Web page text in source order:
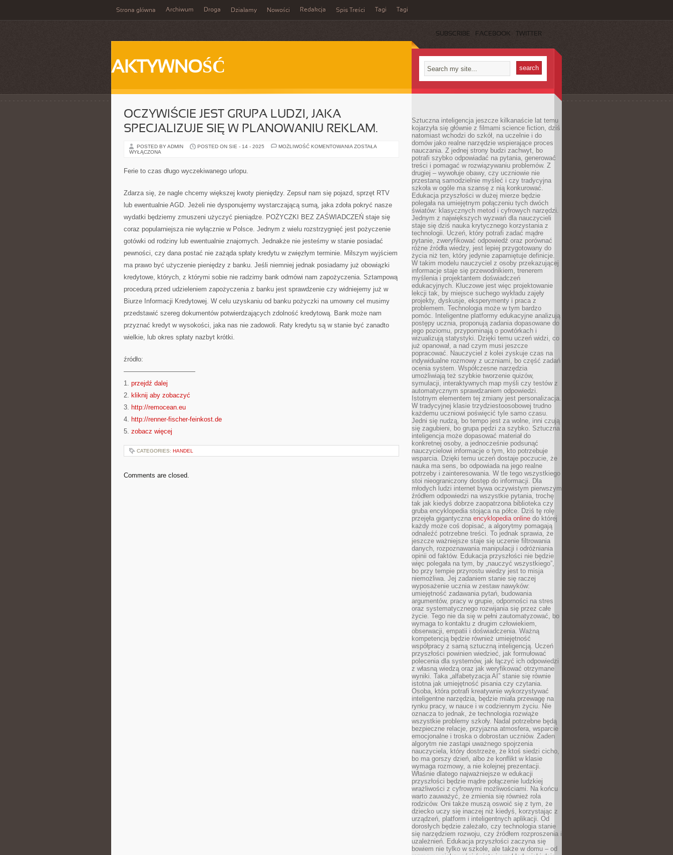
Strona główna Archiwum Droga Działamy Nowości Redakcja Spis Treści Tagi Tagi
SUBSCRIBE FACEBOOK TWITTER
AKTYWNOŚĆ
OCZYWIŚCIE JEST GRUPA LUDZI, JAKA
SPECJALIZUJE SIĘ W PLANOWANIU REKLAM.
POSTED BY ADMIN POSTED ON SIE - 14 - 2025 MOŻLIWOŚĆ KOMENTOWANIA OCZYWIŚCIE
PLANOWANIU
REKLAM.
ZOSTAŁA
WYŁĄCZONA
Ferie to czas długo wyczekiwanego urlopu.
Zdarza się, że nagle chcemy większej kwoty pieniędzy. Zepsuł nam się pojazd, sprzęt RTV
lub ewentualnie AGD. Jeżeli nie dysponujemy wystarczającą sumą, jaka zdoła pokryć nasze
wydatki będziemy zmuszeni użyczyć pieniądze. POŻYCZKI BEZ ZAŚWIADCZEŃ staje się
coraz popularniejsza nie wyłącznie w Polsce. Jednym z wielu rozstrzygnięć jest pożyczenie
gotówki od rodziny lub ewentualnie znajomych. Jednakże nie jesteśmy w stanie posiadać
pewności, czy dana postać nie zażąda spłaty kredytu w zwięzłym terminie. Milszym wyjściem
ma prawo być użyczenie pieniędzy z banku. Jeśli niemniej jednak posiadamy już obowiązki
kredytowe, których, z którymi sobie nie radzimy bank odmówi nam zapożyczenia. Sztampową
procedurą przed udzieleniem zapożyczenia z banku jest sprawdzenie czy widniejemy już w
Biurze Informacji Kredytowej. W celu uzyskaniu od banku pożyczki na umowny cel musimy
przedstawić szereg dokumentów potwierdzających zdolność kredytową. Bank może nam
przyznać kredyt w wysokości, jaka nas nie zadowoli. Raty kredytu są w stanie być zanadto
wielkie, lub okres spłaty nazbyt krótki.
źródło:
———————————
1. przejdź dalej
2. kliknij aby zobaczyć
3. http://remocean.eu
4. http://renner-fischer-feinkost.de
5. zobacz więcej
CATEGORIES: HANDEL
Comments are closed.
Sztuczna inteligencja jeszcze kilkanaście lat temu
kojarzyła się głównie z filmami science fiction, dziś
natomiast wchodzi do szkół, na uczelnie i do
domów jako realne narzędzie wspierające proces
nauczania. Z jednej strony budzi zachwyt, bo
potrafi szybko odpowiadać na pytania, generować
treści i pomagać w rozwiązywaniu problemów. Z
drugiej – wywołuje obawy, czy uczniowie nie
przestaną samodzielnie myśleć i czy tradycyjna
szkoła w ogóle ma szansę z nią konkurować.
Edukacja przyszłości w dużej mierze będzie
polegała na umiejętnym połączeniu tych dwóch
światów: klasycznych metod i cyfrowych narzędzi.
Jednym z największych wyzwań dla nauczycieli
staje się dziś nauka krytycznego korzystania z
technologii. Uczeń, który potrafi zadać mądre
pytanie, zweryfikować odpowiedź oraz porównać
różne źródła wiedzy, jest lepiej przygotowany do
życia niż ten, który jedynie zapamiętuje definicje.
W takim modelu nauczyciel z osoby przekazującej
informacje staje się przewodnikiem, trenerem
myślenia i projektantem doświadczeń
edukacyjnych. Kluczowe jest więc projektowanie
lekcji tak, by miejsce suchego wykładu zajęły
projekty, dyskusje, eksperymenty i praca z
problemem. Technologia może w tym bardzo
pomóc. Inteligentne platformy edukacyjne analizują
postępy ucznia, proponują zadania dopasowane do
jego poziomu, przypominają o powtórkach i
wizualizują statystyki. Dzięki temu uczeń widzi, co
już opanował, a nad czym musi jeszcze
popracować. Nauczyciel z kolei zyskuje czas na
indywidualne rozmowy z uczniami, bo część zadań
ocenia system. Współczesne narzędzia
umożliwiają też szybkie tworzenie quizów,
symulacji, interaktywnych map myśli czy testów z
automatycznym sprawdzaniem odpowiedzi.
Istotnym elementem tej zmiany jest personalizacja.
W tradycyjnej klasie trzydziestoosobowej trudno
każdemu uczniowi poświęcić tyle samo czasu.
Jedni się nudzą, bo tempo jest za wolne, inni czują
się zagubieni, bo grupa pędzi za szybko. Sztuczna
inteligencja może dopasować materiał do
konkretnej osoby, a jednocześnie podsunąć
nauczycielowi informacje o tym, kto potrzebuje
wsparcia. Dzięki temu uczeń dostaje poczucie, że
nauka ma sens, bo odpowiada na jego realne
potrzeby i zainteresowania. W tle tego wszystkiego
stoi nieograniczony dostęp do informacji. Dla
młodych ludzi internet bywa oczywistym pierwszym
źródłem odpowiedzi na wszystkie pytania, trochę
tak jak kiedyś dobrze zaopatrzona biblioteka czy
gruba encyklopedia stojąca na półce. Dziś tę rolę
przejęła gigantyczna encyklopedia online do której
każdy może coś dopisać, a algorytmy pomagają
odnaleźć potrzebne treści. To jednak sprawia, że
jeszcze ważniejsze staje się uczenie filtrowania
danych, rozpoznawania manipulacji i odróżniania
opinii od faktów. Edukacja przyszłości nie będzie
więc polegała na tym, by „nauczyć wszystkiego”,
bo przy tempie przyrostu wiedzy jest to misja
niemożliwa. Jej zadaniem stanie się raczej
wyposażenie ucznia w zestaw nawyków:
umiejętność zadawania pytań, budowania
argumentów, pracy w grupie, odporności na stres
oraz systematycznego rozwijania się przez całe
życie. Tego nie da się w pełni zautomatyzować, bo
wymaga to kontaktu z drugim człowiekiem,
obserwacji, empatii i doświadczenia. Ważną
kompetencją będzie również umiejętność
współpracy z samą sztuczną inteligencją. Uczeń
przyszłości powinien wiedzieć, jak formułować
polecenia dla systemów, jak łączyć ich odpowiedzi
z własną wiedzą oraz jak weryfikować otrzymane
wyniki. Taka „alfabetyzacja AI” stanie się równie
istotna jak umiejętność pisania czy czytania.
Osoba, która potrafi kreatywnie wykorzystywać
inteligentne narzędzia, będzie miała przewagę na
rynku pracy, w nauce i w codziennym życiu. Nie
oznacza to jednak, że technologia rozwiąże
wszystkie problemy szkoły. Nadal potrzebne będą
bezpieczne relacje, przyjazna atmosfera, wsparcie
emocjonalne i troska o dobrostan uczniów. Żaden
algorytm nie zastąpi uważnego spojrzenia
nauczyciela, który dostrzeże, że ktoś siedzi cicho,
bo ma gorszy dzień, albo że konflikt w klasie
wymaga rozmowy, a nie kolejnej prezentacji.
Właśnie dlatego najważniejsze w edukacji
przyszłości będzie mądre połączenie ludzkiej
wrażliwości z cyfrowymi możliwościami. Na końcu
warto zauważyć, że zmienia się również rola
rodziców. Oni także muszą oswoić się z tym, że
dziecko uczy się inaczej niż kiedyś, korzystając z
urządzeń, platform i inteligentnych aplikacji. Od
dorosłych będzie zależało, czy technologia stanie
się narzędziem rozwoju, czy źródłem rozproszenia i
uzależnień. Edukacja przyszłości zaczyna się
bowiem nie tylko w szkole, ale także w domu – od